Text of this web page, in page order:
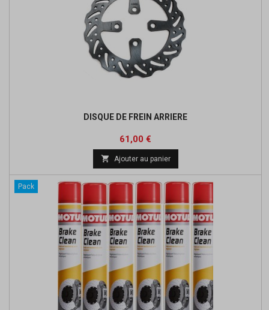
DISQUE DE FREIN ARRIERE
Prix
61,00 €
 Ajouter au panier
Pack